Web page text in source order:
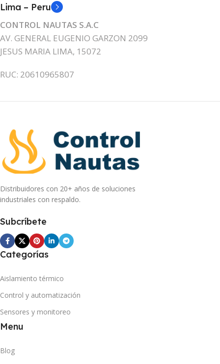
Lima – Peru
CONTROL NAUTAS S.A.C
AV. GENERAL EUGENIO GARZON 2099
JESUS MARIA LIMA, 15072
RUC: 20610965807
Distribuidores con 20+ años de soluciones
industriales con respaldo.
Subcríbete
Categorías
Aislamiento térmico
Control y automatización
Sensores y monitoreo
Menu
Blog